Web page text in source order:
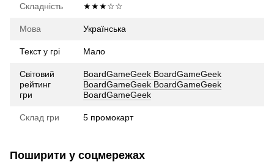
Складність ★★★☆☆
Мова Українська
Текст у грі Мало
Світовий
рейтинг
гри
BoardGameGeek BoardGameGeek
BoardGameGeek BoardGameGeek
BoardGameGeek
Склад гри 5 промокарт
Поширити у соцмережах